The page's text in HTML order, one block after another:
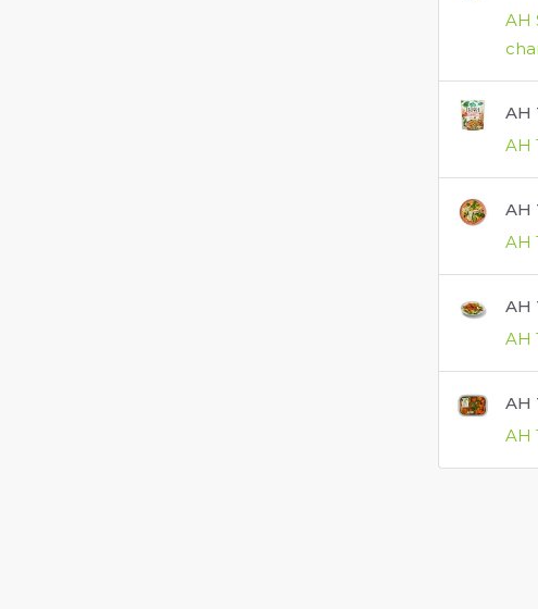
AH
AH
AH
AH
AH
AH
AH
AH
AH